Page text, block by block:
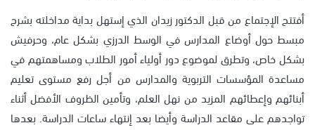
أفتتح الإجتماع من قبل الدكتور زيدان الذي إستهل بداية مداخلته بشرح
مبسط حول أوضاع المدارس في الوسط الدرزي بشكل عام، وحرفيش
بشكل خاص، وتطرق لموضوع دور أولياء أمور الطلاب ومساهمتهم في
مساعدة المؤسسات التربوية والمدارس من أجل رفع مستوى تعليم
أبنائهم وإعطائهم المزيد من نهل العلم، وتأمين الظروف الأفضل أثناء
تواجدهم على مقاعد الدراسة وأيضا بعد إنتهاء ساعات الدراسة. بعدها